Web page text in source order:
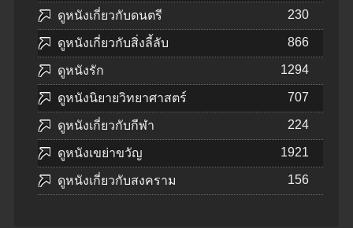
ดูหนังเกี่ยวกับดนตรี 230
ดูหนังเกี่ยวกับสิ่งลี้ลับ 866
ดูหนังรัก 1294
ดูหนังนิยายวิทยาศาสตร์ 707
ดูหนังเกี่ยวกับกีฬา 224
ดูหนังเขย่าขวัญ 1921
ดูหนังเกี่ยวกับสงคราม 156